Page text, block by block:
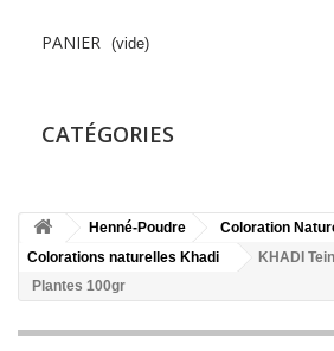
PANIER (vide)
CATÉGORIES
Henné-Poudre
Coloration
Colorations naturelles Khadi
KHADI
Plantes 100gr